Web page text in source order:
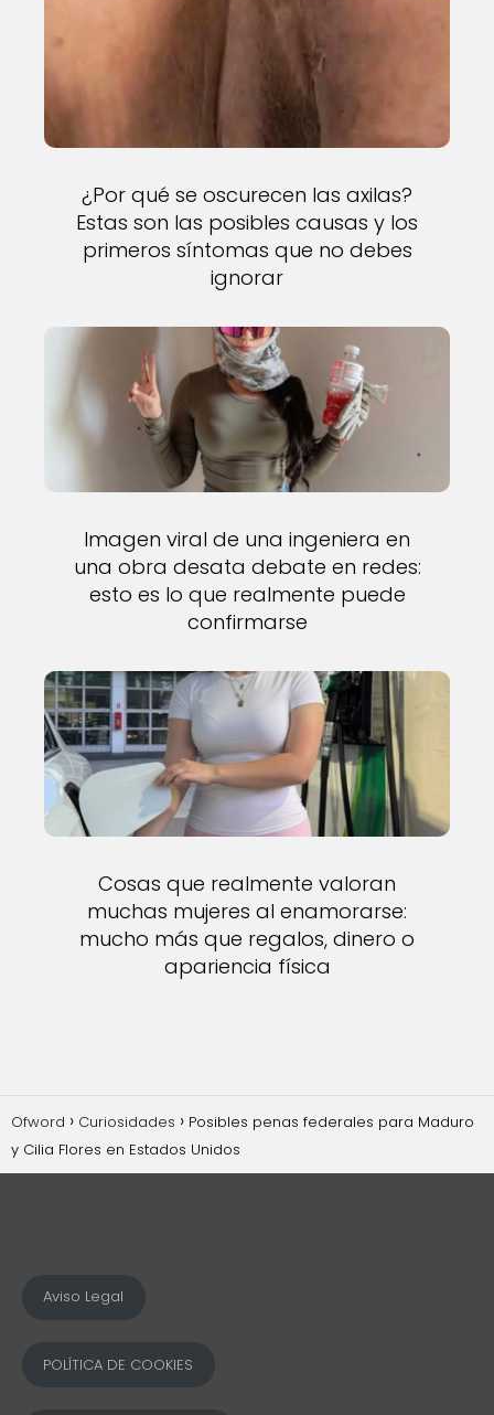
¿Por qué se oscurecen las axilas?
Estas son las posibles causas y los
primeros síntomas que no debes
ignorar
Imagen viral de una ingeniera en
una obra desata debate en redes:
esto es lo que realmente puede
confirmarse
Cosas que realmente valoran
muchas mujeres al enamorarse:
mucho más que regalos, dinero o
apariencia física
Ofword Curiosidades
Posibles penas federales para Maduro
y Cilia Flores en Estados Unidos
Aviso Legal
POLÍTICA DE COOKIES